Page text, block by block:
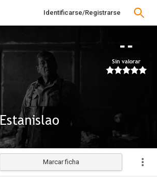
Identificarse/Registrarse
--
Sin valorar
Estanislao
Marcar ficha